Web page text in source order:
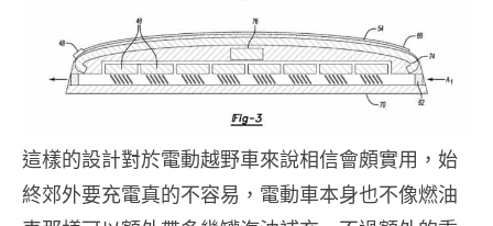
這樣的設計對於電動越野車來說相信會頗實用，始
終郊外要充電真的不容易，電動車本身也不像燃油